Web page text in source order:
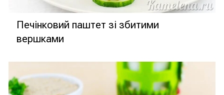
Печінковий паштет зі збитими
вершками